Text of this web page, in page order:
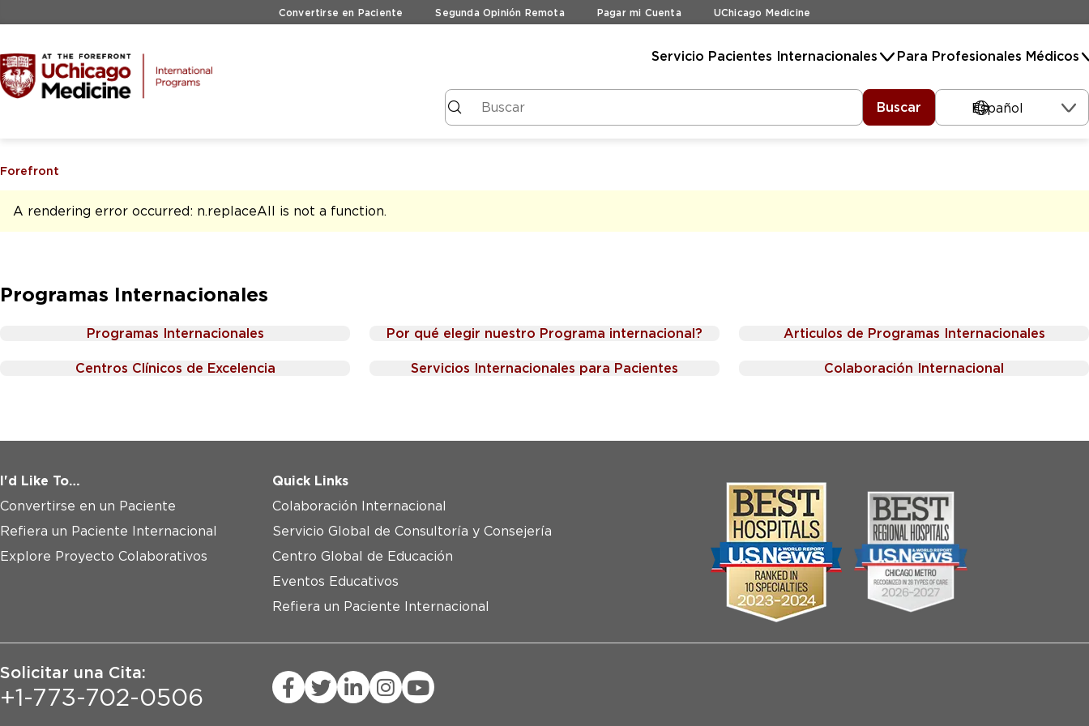
Convertirse en Paciente Segunda Opinión Remota Pagar mi Cuenta UChicago Medicine
Servicio Pacientes Internacionales Para Profesionales Médicos
Buscar Español
Forefront
A rendering error occurred: n.replaceAll is not a function.
Programas Internacionales
Programas Internacionales Por qué elegir nuestro Programa internacional? Articulos de Programas Internacionales
Centros Clínicos de Excelencia Servicios Internacionales para Pacientes Colaboración Internacional
I'd Like To…
Convertirse en un Paciente
Refiera un Paciente Internacional
Explore Proyecto Colaborativos
Quick Links
Colaboración Internacional
Servicio Global de Consultoría y Consejería
Centro Global de Educación
Eventos Educativos
Refiera un Paciente Internacional
Solicitar una Cita:
+1-773-702-0506